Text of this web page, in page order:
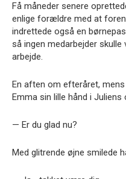
Få måneder senere
enlige forældre med at
indrettede også en
så ingen medarbejder
arbejde.
En aften om efteråret,
Emma sin lille hånd i Juliens
— Er du glad nu?
Med glitrende øjne smilede